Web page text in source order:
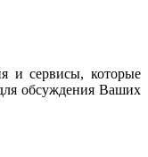
и сервисы, которые
обсуждения Ваших